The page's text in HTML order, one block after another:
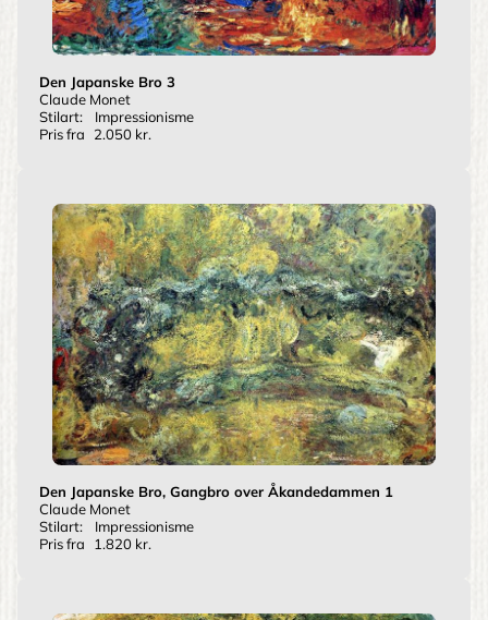
Den Japanske Bro 3
Claude Monet
Stilart:
Impressionisme
Pris fra
2.050 kr.
Den Japanske Bro, Gangbro over Åkandedammen 1
Claude Monet
Stilart:
Impressionisme
Pris fra
1.820 kr.